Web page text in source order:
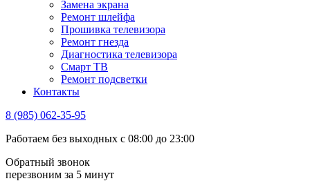
Замена экрана
Ремонт шлейфа
Прошивка телевизора
Ремонт гнезда
Диагностика телевизора
Смарт ТВ
Ремонт подсветки
Контакты
8 (985) 062-35-95
Работаем без выходных с 08:00 до 23:00
Обратный звонок
перезвоним за 5 минут